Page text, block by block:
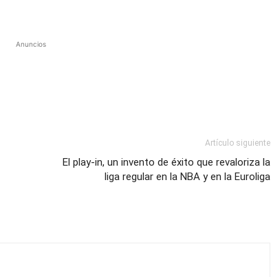
Anuncios
Artículo siguiente
El play-in, un invento de éxito que revaloriza la
liga regular en la NBA y en la Euroliga